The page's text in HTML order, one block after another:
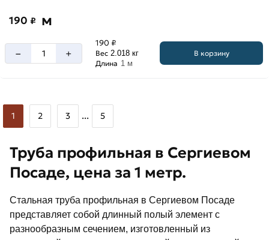
190 ₽ м
– +
190 ₽
Вес 2.018 кг
Длина 1 м
В корзину
1 2 3 ... 5
Труба профильная в Сергиевом
Посаде, цена за 1 метр.
Стальная труба профильная в Сергиевом Посаде
представляет собой длинный полый элемент с
разнообразным сечением, изготовленный из